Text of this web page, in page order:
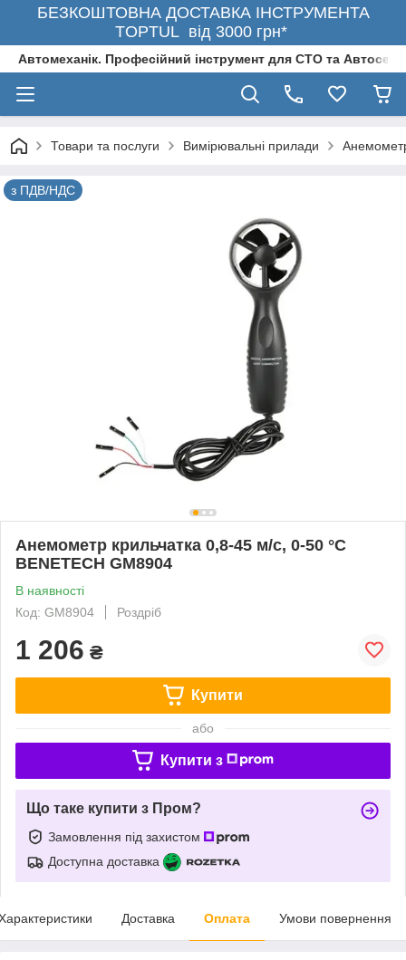
БЕЗКОШТОВНА ДОСТАВКА ІНСТРУМЕНТА
TOPTUL від 3000 грн*
Автомеханік. Професійний інструмент для СТО та
Товари та послуги Вимірювальні прилади
з ПДВ/НДС
Анемометр крильчатка 0,8-45 м/с, 0-50 °C
BENETECH GM8904
В наявності
Код: GM8904
Роздріб
1 206 ₴
Купити
або
Купити з
Що таке купити з Пром?
Замовлення під захистом
Доступна доставка
Доставка Оплата Умови повернення